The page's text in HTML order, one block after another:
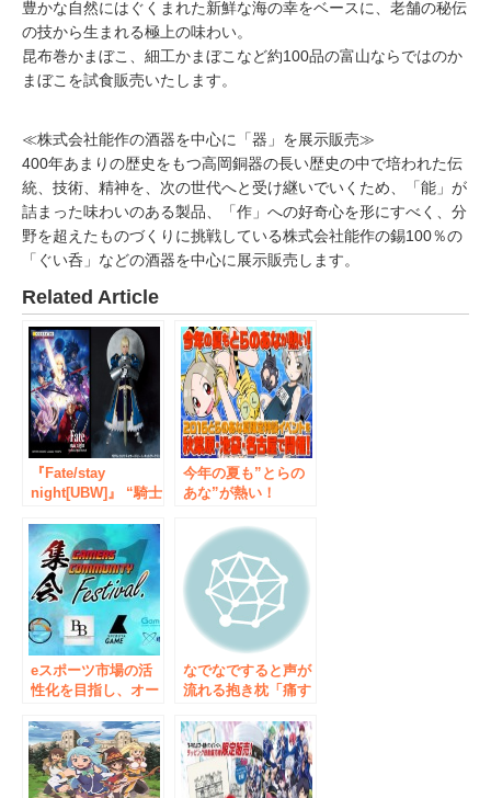
豊かな自然にはぐくまれた新鮮な海の幸をベースに、老舗の秘伝
の技から生まれる極上の味わい。
昆布巻かまぼこ、細工かまぼこなど約100品の富山ならではのか
まぼこを試食販売いたします。
≪株式会社能作の酒器を中心に「器」を展示販売≫
400年あまりの歴史をもつ高岡銅器の長い歴史の中で培われた伝
統、技術、精神を、次の世代へと受け継いでいくため、「能」が
詰まった味わいのある製品、「作」への好奇心を形にすべく、分
野を超えたものづくりに挑戦している株式会社能作の錫100％の
「ぐい呑」などの酒器を中心に展示販売します。
Related Article
『Fate/stay
night[UBW]』 “騎士
受注生産限定のドレ
スと甲冑が再び登
場！
今年の夏も”とらの
あな”が熱い！
限定特設イベント」
を、秋葉原・池袋・
名古屋で開催！
eスポーツ市場の活
性化を目指し、オー
3月開催! ゲームメデ
ィア「SHIBUYA
GAME」、「インサ
イド」、
なでなですると声が
流れる抱き枕「痛す
イベントを12月23日
に秋葉原で開催